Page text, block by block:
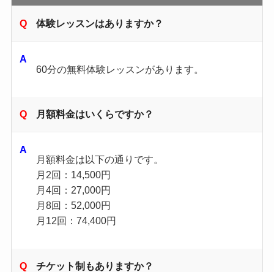
体験レッスンはありますか？
60分の無料体験レッスンがあります。
月額料金はいくらですか？
月額料金は以下の通りです。
月2回：14,500円
月4回：27,000円
月8回：52,000円
月12回：74,400円
チケット制もありますか？